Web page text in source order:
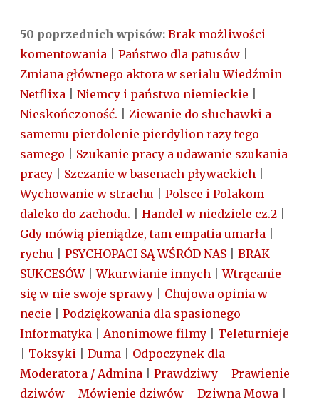
50 poprzednich wpisów: Brak możliwości
komentowania
Państwo dla patusów
Zmiana głównego aktora w serialu Wiedźmin
Netflixa
Niemcy i państwo niemieckie
Nieskończoność.
Ziewanie do słuchawki a
samemu pierdolenie pierdylion razy tego
samego
Szukanie pracy a udawanie szukania
pracy
Szczanie w basenach pływackich
Wychowanie w strachu
Polsce i Polakom
daleko do zachodu.
Handel w niedziele cz.2
Gdy mówią pieniądze, tam empatia umarła
rychu
PSYCHOPACI SĄ WŚRÓD NAS
BRAK
SUKCESÓW|Wkurwianie innych |Wtrącanie
się w nie swoje sprawy
Chujowa opinia w
necie
Podziękowania dla spasionego
Informatyka
Anonimowe filmy
Teleturnieje
Toksyki Duma
Odpoczynek dla
Moderatora / Admina
Prawdziwy = Prawienie
dziwów = Mówienie dziwów = Dziwna Mowa